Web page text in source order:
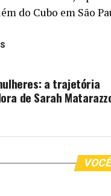
do Cubo em São
a trajetória
de Sarah